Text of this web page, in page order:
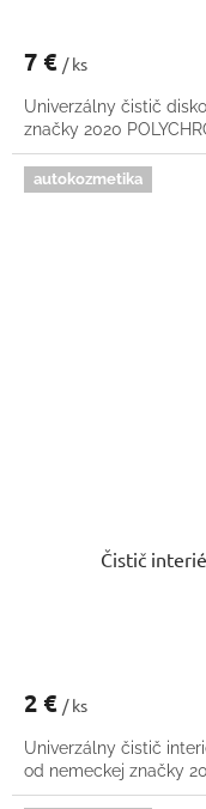
7 € / ks
Univerzálny čistič
značky 2020
autokozmetika
Čistič
2 € / ks
Univerzálny čistič
od nemeckej značky